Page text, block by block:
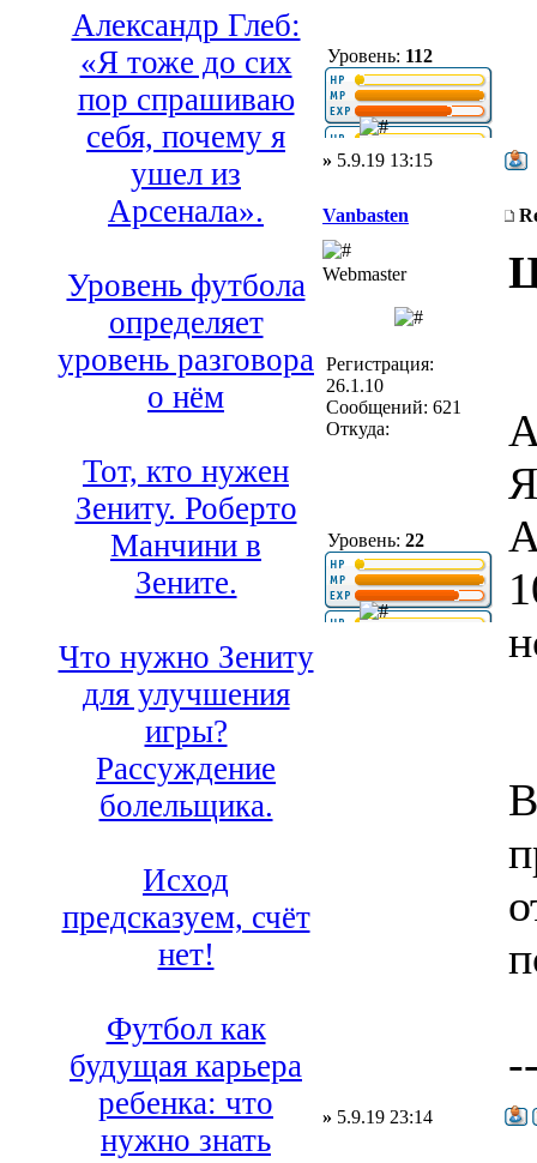
Александр Глеб:
«Я тоже до сих
пор спрашиваю
себя, почему я
ушел из
Арсенала».
Уровень футбола
определяет
уровень разговора
о нём
Тот, кто нужен
Зениту. Роберто
Манчини в
Зените.
Что нужно Зениту
для улучшения
игры?
Рассуждение
болельщика.
Исход
предсказуем, счёт
нет!
Футбол как
будущая карьера
ребенка: что
нужно знать
Уровень: 112
» 5.9.19 13:15
Vanbasten
Webmaster
Регистрация:
26.1.10
Сообщений: 621
Откуда:
Уровень: 22
» 5.9.19 23:14